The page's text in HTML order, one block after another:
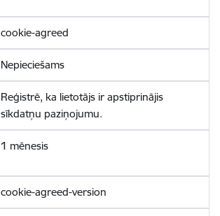
cookie-agreed
Nepieciešams
Reģistrē, ka lietotājs ir apstiprinājis
sīkdatņu paziņojumu.
1 mēnesis
cookie-agreed-version